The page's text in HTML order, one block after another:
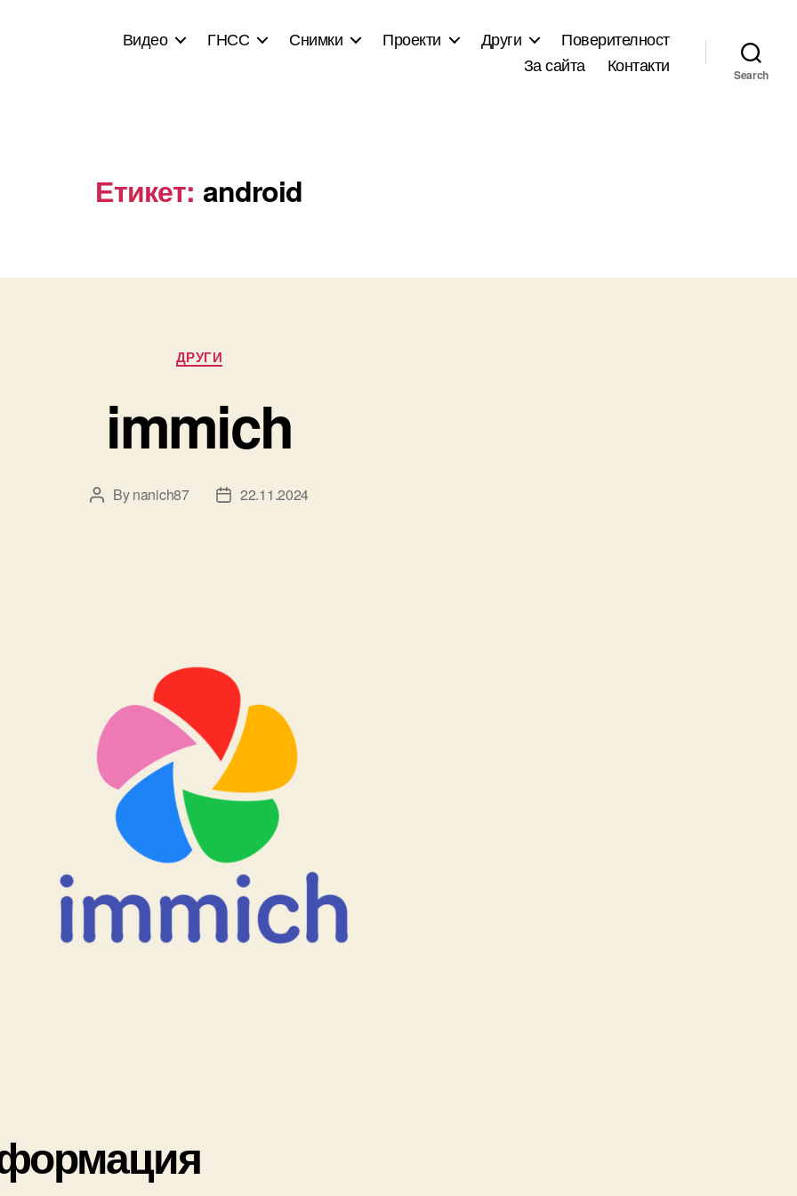
Видео ГНСС Снимки Проекти Други
Поверителност
За сайта
Контакти Search
Етикет: android
Categories
ДРУГИ
immich
PostBynanich87
Post22.11.2024